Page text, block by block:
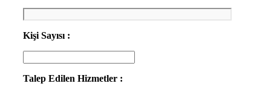
Kişi Sayısı :
Talep Edilen Hizmetler :